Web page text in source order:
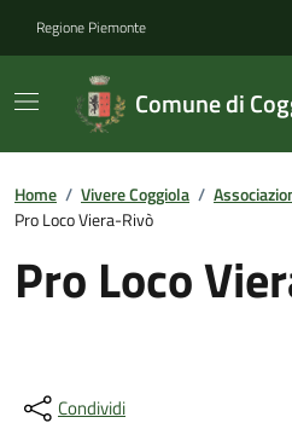
Regione Piemonte
Comune di
Home / Vivere Coggiola /
Pro Loco Viera-Rivò
Pro Loco
Condividi